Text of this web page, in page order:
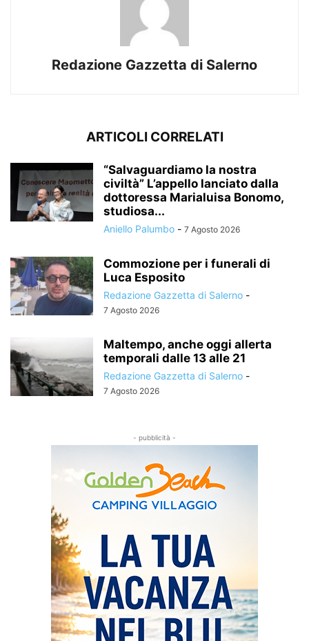
Redazione Gazzetta di Salerno
ARTICOLI CORRELATI
“Salvaguardiamo la nostra
civiltà” L’appello lanciato dalla
dottoressa Marialuisa Bonomo,
studiosa...
Aniello Palumbo - 7 Agosto 2026
Commozione per i funerali di
Luca Esposito
Redazione Gazzetta di Salerno -
7 Agosto 2026
Maltempo, anche oggi allerta
temporali dalle 13 alle 21
Redazione Gazzetta di Salerno -
7 Agosto 2026
- pubblicità -